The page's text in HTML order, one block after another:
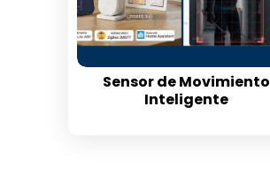
Sensor de Movimiento
Inteligente